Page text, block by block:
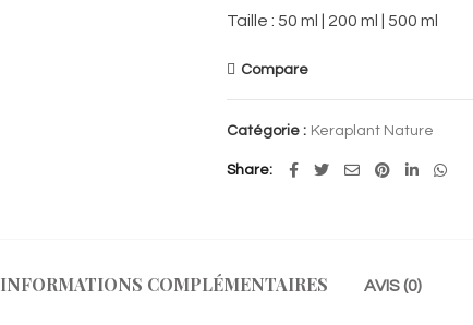
Taille : 50 ml | 200 ml | 500 ml
Compare
Catégorie : Keraplant Nature
Share
INFORMATIONS COMPLÉMENTAIRES AVIS (0)